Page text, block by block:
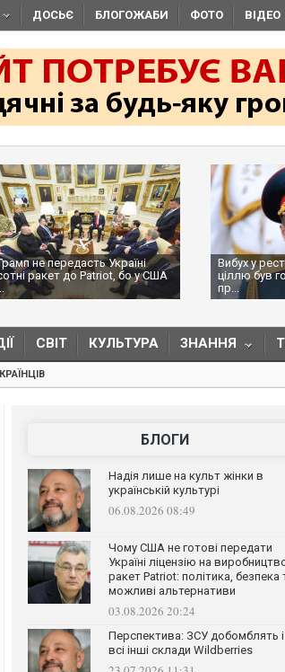
ДОСЬЄ БЛОГОЖАБИ ФОТО ВІДЕО
не передасть Україні
ракет до Patriot, бо у США
Вибух у
ціллю був
пр...
СВІТ КУЛЬТУРА ЗНАННЯ
БЛОГИ
Надія лише на культ жінки в
українській культурі
06.08.2026 08:49
Чому США не готові передати
Україні ліцензію на
ракет Patriot: політика, безпека
можливі альтернативи
03.08.2026 20:24
Перспектива: ЗСУ добомблять і
всі інші склади Wildberries